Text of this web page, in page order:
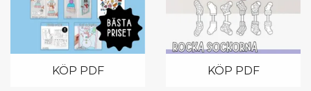
KÖP PDF KÖP PDF